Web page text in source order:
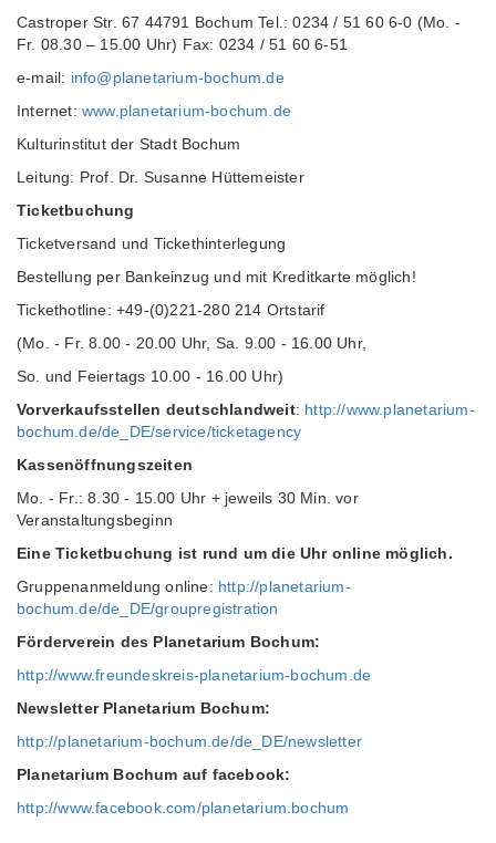
Castroper Str. 67 44791 Bochum Tel.: 0234 / 51 60 6-0 (Mo. -
Fr. 08.30 – 15.00 Uhr) Fax: 0234 / 51 60 6-51
e-mail: info@planetarium-bochum.de
Internet:www.planetarium-bochum.de
Kulturinstitut der Stadt Bochum
Leitung: Prof. Dr. Susanne Hüttemeister
Ticketbuchung
Ticketversand und Tickethinterlegung
Bestellung per Bankeinzug und mit Kreditkarte möglich!
Tickethotline: +49-(0)221-280 214 Ortstarif
(Mo. - Fr. 8.00 - 20.00 Uhr, Sa. 9.00 - 16.00 Uhr,
So. und Feiertags 10.00 - 16.00 Uhr)
Vorverkaufsstellen deutschlandweit: http://www.planetarium-
bochum.de/de_DE/service/ticketagency
Kassenöffnungszeiten
Mo. - Fr.: 8.30 - 15.00 Uhr + jeweils 30 Min. vor
Veranstaltungsbeginn
Eine Ticketbuchung ist rund um die Uhr online möglich.
Gruppenanmeldung online: http://planetarium-
bochum.de/de_DE/groupregistration
Förderverein des Planetarium Bochum:
http://www.freundeskreis-planetarium-bochum.de
Newsletter Planetarium Bochum:
http://planetarium-bochum.de/de_DE/newsletter
Planetarium Bochum auf facebook:
http://www.facebook.com/planetarium.bochum